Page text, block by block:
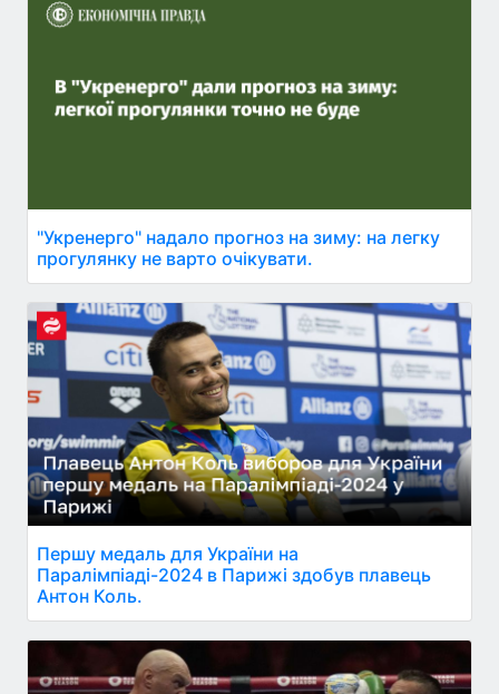
"Укренерго" надало прогноз на зиму: на легку
прогулянку не варто очікувати.
Першу медаль для України на
Паралімпіаді-2024 в Парижі здобув плавець
Антон Коль.